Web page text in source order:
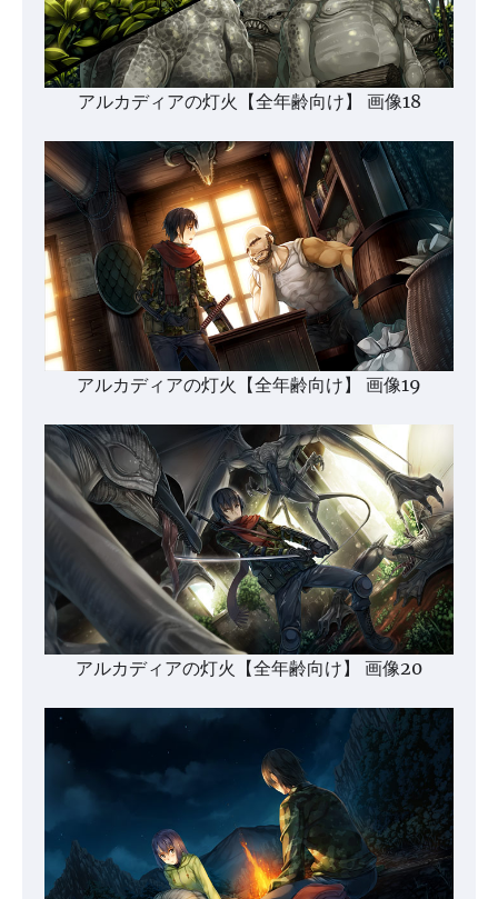
アルカディアの灯火【全年齢向け】 画像18
アルカディアの灯火【全年齢向け】 画像19
アルカディアの灯火【全年齢向け】 画像20